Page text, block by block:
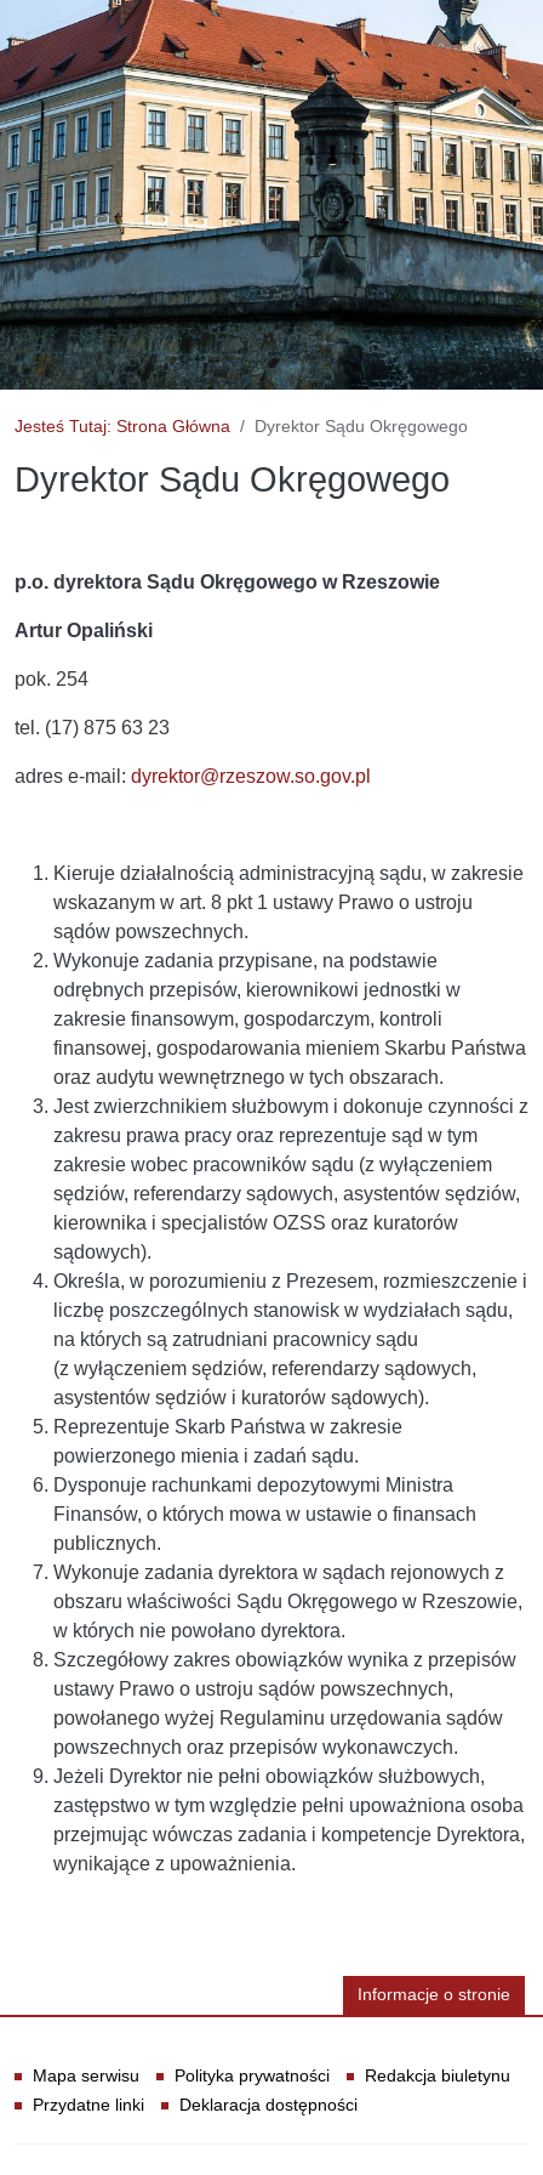
Jesteś Tutaj: Strona Główna Dyrektor Sądu Okręgowego
Dyrektor Sądu Okręgowego
p.o. dyrektora Sądu Okręgowego w Rzeszowie
Artur Opaliński
pok. 254
tel. (17) 875 63 23
adres e-mail: dyrektor@rzeszow.so.gov.pl
Kieruje działalnością administracyjną sądu, w zakresie
wskazanym w art. 8 pkt 1 ustawy Prawo o ustroju
sądów powszechnych.
Wykonuje zadania przypisane, na podstawie
odrębnych przepisów, kierownikowi jednostki w
zakresie finansowym, gospodarczym, kontroli
finansowej, gospodarowania mieniem Skarbu Państwa
oraz audytu wewnętrznego w tych obszarach.
Jest zwierzchnikiem służbowym i dokonuje czynności z
zakresu prawa pracy oraz reprezentuje sąd w tym
zakresie wobec pracowników sądu (z wyłączeniem
sędziów, referendarzy sądowych, asystentów sędziów,
kierownika i specjalistów OZSS oraz kuratorów
sądowych).
Określa, w porozumieniu z Prezesem, rozmieszczenie i
liczbę poszczególnych stanowisk w wydziałach sądu,
na których są zatrudniani pracownicy sądu
(z wyłączeniem sędziów, referendarzy sądowych,
asystentów sędziów i kuratorów sądowych).
Reprezentuje Skarb Państwa w zakresie
powierzonego mienia i zadań sądu.
Dysponuje rachunkami depozytowymi Ministra
Finansów, o których mowa w ustawie o finansach
publicznych.
Wykonuje zadania dyrektora w sądach rejonowych z
obszaru właściwości Sądu Okręgowego w Rzeszowie,
w których nie powołano dyrektora.
Szczegółowy zakres obowiązków wynika z przepisów
ustawy Prawo o ustroju sądów powszechnych,
powołanego wyżej Regulaminu urzędowania sądów
powszechnych oraz przepisów wykonawczych.
Jeżeli Dyrektor nie pełni obowiązków służbowych,
zastępstwo w tym względzie pełni upoważniona osoba
przejmując wówczas zadania i kompetencje Dyrektora,
wynikające z upoważnienia.
Informacje o stronie
Mapa serwisu Polityka prywatności
Redakcja biuletynu
Przydatne linki
Deklaracja dostępności